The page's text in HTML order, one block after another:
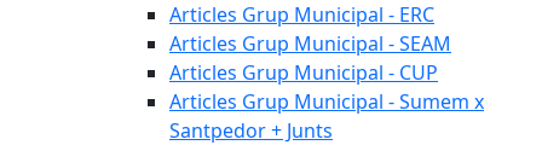
Articles Grup Municipal - ERC
Articles Grup Municipal - SEAM
Articles Grup Municipal - CUP
Articles Grup Municipal - Sumem x
Santpedor + Junts